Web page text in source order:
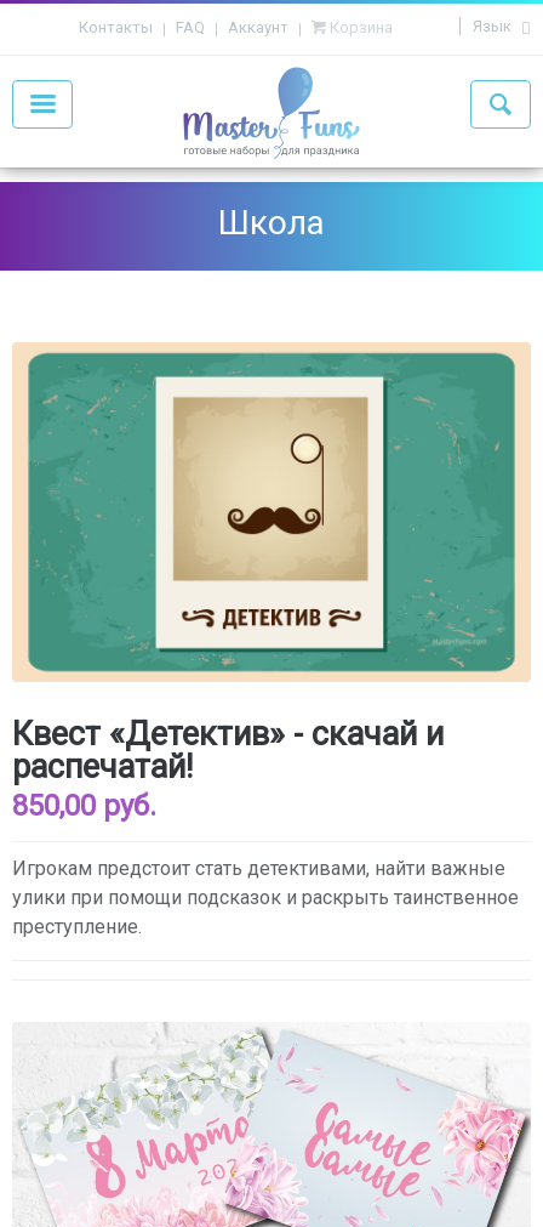
Контакты FAQ Аккаунт Корзина Язык
Школа
Квест «Детектив» - скачай и
распечатай!
850,00 руб.
Игрокам предстоит стать детективами, найти важные
улики при помощи подсказок и раскрыть таинственное
преступление.